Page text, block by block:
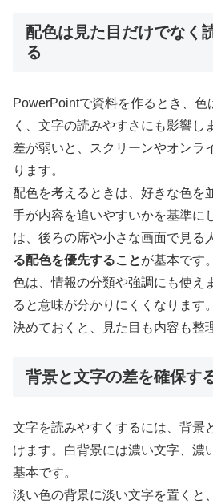
配色は見た目だけでなく
る
PowerPointで資料を作るとき、色
く、文字の読みやすさにも影響し
差が弱いと、スクリーンやオンラ
ります。
配色を考えるときは、好きな色を
手が内容を追いやすいかを基準に
は、後ろの席や小さな画面で見る
る配色を優先することが基本です。
色は、情報の分類や強調にも使え
ると意味が分かりにくくなります
決めておくと、見た目も内容も整
背景と文字の差を確保す
文字を読みやすくするには、背景
けます。白背景には濃い文字、濃
基本です。
淡い色の背景に淡い文字を置くと